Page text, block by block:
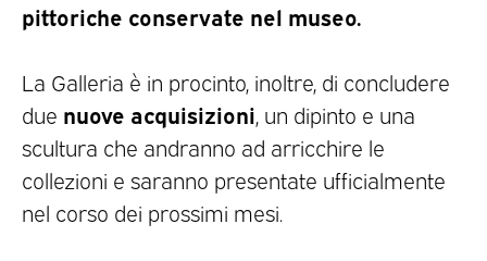
pittoriche conservate nel museo.
La Galleria è in procinto, inoltre, di concludere
due nuove acquisizioni , un dipinto e una
scultura che andranno ad arricchire le
collezioni e saranno presentate ufficialmente
nel corso dei prossimi mesi.